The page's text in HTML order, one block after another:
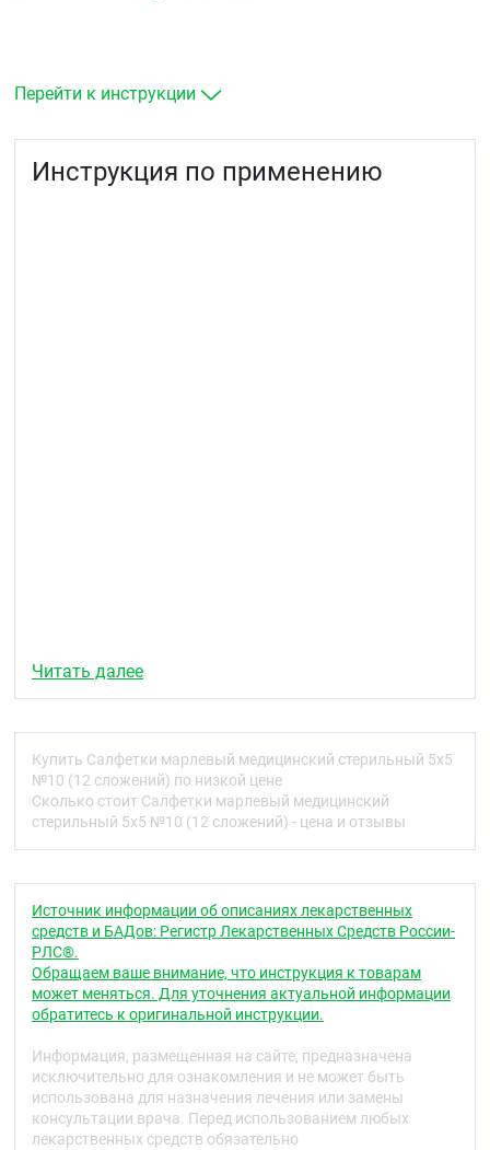
Перейти к инструкции
Инструкция по применению
Читать далее
Купить Салфетки марлевый медицинский стерильный 5х5
№10 (12 сложений) по низкой цене
Сколько стоит Салфетки марлевый медицинский
стерильный 5х5 №10 (12 сложений) - цена и отзывы
Источник информации об описаниях лекарственных
средств и БАДов: Регистр Лекарственных Средств России-
РЛС®.
Обращаем ваше внимание, что инструкция к товарам
может меняться. Для уточнения актуальной информации
обратитесь к оригинальной инструкции.
Информация, размещенная на сайте, предназначена
исключительно для ознакомления и не может быть
использована для назначения лечения или замены
консультации врача. Перед использованием любых
лекарственных средств обязательно